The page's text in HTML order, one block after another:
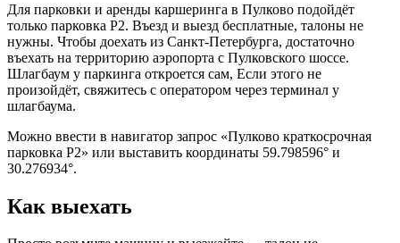
Для парковки и аренды каршеринга в Пулково подойдёт
только парковка P2. Въезд и выезд бесплатные, талоны не
нужны. Чтобы доехать из Санкт-Петербурга, достаточно
въехать на территорию аэропорта с Пулковского шоссе.
Шлагбаум у паркинга откроется сам, Если этого не
произойдёт, свяжитесь с оператором через терминал у
шлагбаума.
Можно ввести в навигатор запрос «Пулково краткосрочная
парковка P2» или выставить координаты 59.798596° и
30.276934°.
Как выехать